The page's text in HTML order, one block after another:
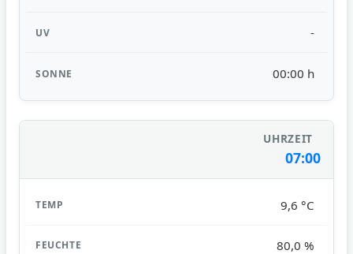
-
00:00 h
07:00
9,6 °C
80,0 %